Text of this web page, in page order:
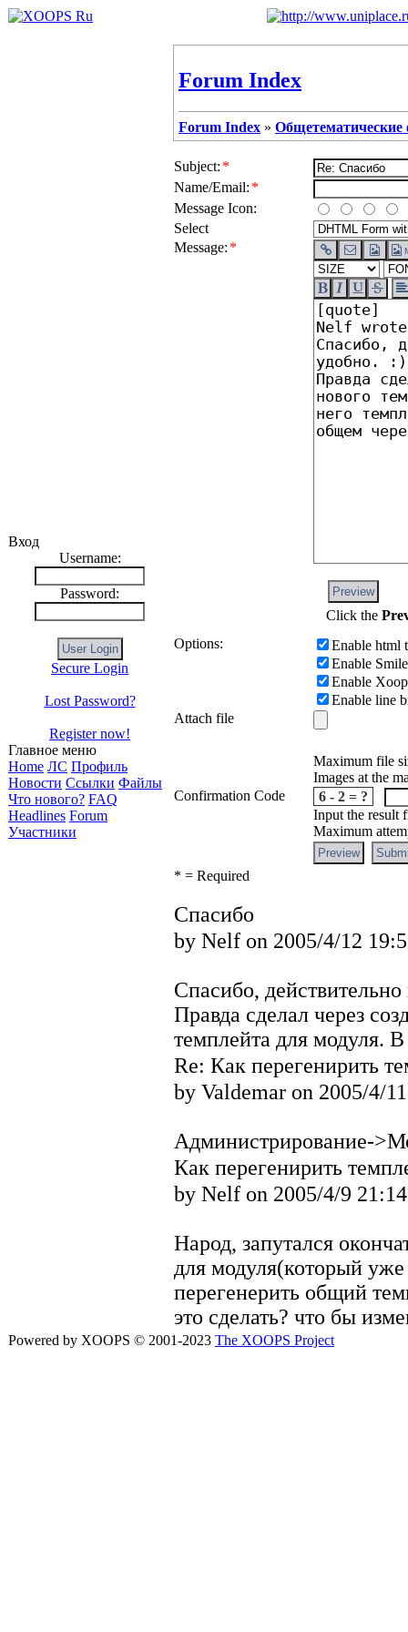
Вход
Username:
Password:
Secure Login
Lost Password?
Register now!
Главное меню
Home ЛС Профиль
Новости Ссылки Файлы
Что нового? FAQ
Headlines Forum
Участники
Forum Index
Forum Index »
Subject: *
Name/Email: *
Message Icon:
Select
Message: *
Preview
Click the
Options:
Enable html
Enable
Enable
Enable line
Attach file
Maximum file
Images at the
Confirmation Code
6 - 2 = ?
Input the result
Maximum
* = Required
Спасибо
by Nelf on 2005/4/12
Спасибо,
Правда сделал через
темплейта для модуля.
Re: Как перегенирить
by Valdemar on 2005/4/
Администрирование-
Как перегенирить
by Nelf on 2005/4/9
Народ, запутался
для модуля(который
перегенерить общий
это сделать? что бы
Powered by XOOPS © 2001-2023 The XOOPS Project